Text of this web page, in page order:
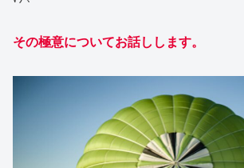
その極意についてお話しします。